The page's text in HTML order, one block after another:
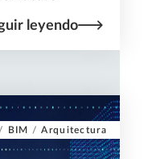
leyendo
/ BIM /Arquitectura